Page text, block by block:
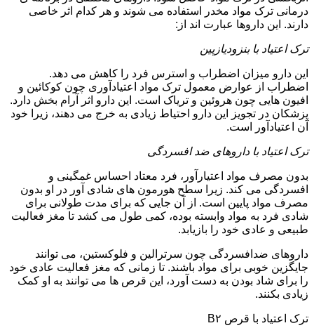
درمانی ترک مواد مخدر استفاده می شوند و هر کدام اثر خاصی
دارند. این داروها عبارت اند از:
ترک اعتیاد با بنزودیازپین
این دارو میزان اضطراب و استرس فرد را کاهش می دهد.
اضطراب از عوارض معمول ترک مواد اعتیادآوری چون کوکائین و
افیون هایی چون هروئین و تریاک است. این دارو اثر آرام بخش دارد.
پزشکان در تجویز این دارو احتیاط زیادی به خرج می دهند، زیرا خود
آن اعتیادآور است.
ترک اعتیاد با داروهای ضد افسردگی
بدون مصرف مواد اعتیارآور، فرد معتاد احساس غمگینی و
افسردگی می کند. زیرا سطح هورمون های شادی آور در او بدون
مصرف مواد پایین است. از آن جایی که برای مدت طولانی برای
شادی فرد به مواد وابسته بوده، کمی طول می کشد تا مغز فعالیت
طبیعی و عادی خود را بازیابد.
داروهای ضدافسردگی چون سرترالین و فلوکستین، می توانند
جایگزین خوبی برای مواد باشند. تا زمانی که مغز فعالیت عادی خود
را برای شاد بودن به دست آورد، این قرص ها می توانند به او کمک
زیادی بکنند.
ترک اعتیاد با قرص B۲